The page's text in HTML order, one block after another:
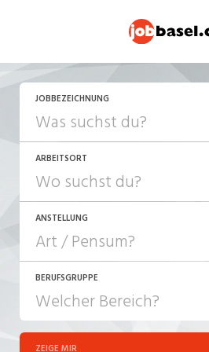
JOBBEZEICHNUNG
ARBEITSORT
ANSTELLUNG
JOB-TYP
Festanstellung
BERUFSGRUPPE
ZEIGE MIR